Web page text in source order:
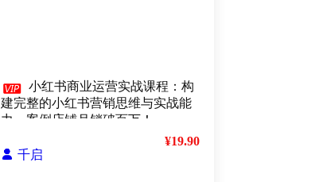
 小红书商业运营实战课程：构
建完整的小红书营销思维与实战能
力，案例店铺月销破百万！
 千启
¥19.90